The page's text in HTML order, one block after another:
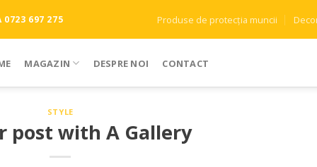
0723 697 275 Produse de protecția muncii
MAGAZIN DESPRE NOI CONTACT
STYLE
post with A Gallery